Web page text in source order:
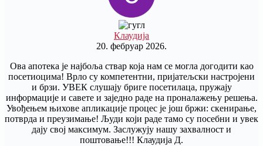
Клаудија
20. фебруар 2026.
Ова апотека је најбоља ствар која нам се могла догодити као
посетиоцима! Врло су компетентни, пријатељски настројени
и брзи. УВЕК слушају бриге посетилаца, пружају
информације и савете и заједно раде на проналажењу решења.
Увођењем њихове апликације процес је још бржи: скенирање,
потврда и преузимање! Људи који раде тамо су посебни и увек
дају свој максимум. Заслужују нашу захвалност и
поштовање!!! Клаудија Д.